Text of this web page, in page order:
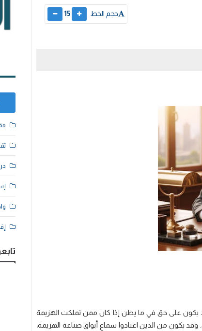
حجم الخط 15
يكون على حق في ما يظن إذا كان ممن تملكت الهزيمة
يكون من الذين اعتادوا سماع أبواق صناعة الهزيمة،